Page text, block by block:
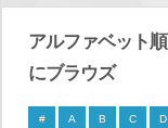
アルファベット順
にブラウズ
# A B C D